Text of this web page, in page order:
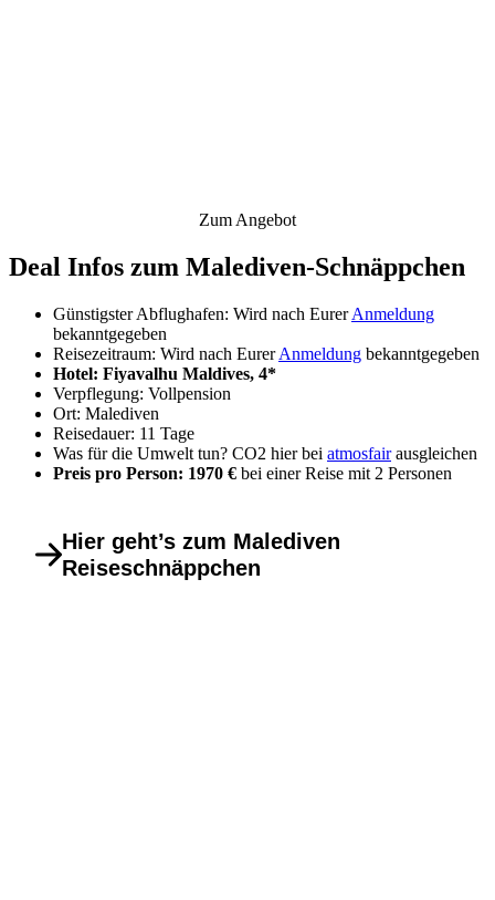
Zum Angebot
Deal Infos zum Malediven-Schnäppchen
Günstigster Abflughafen: Wird nach EurerAnmeldung
bekanntgegeben
Reisezeitraum: Wird nach EurerAnmeldung bekanntgegeben
Hotel: Fiyavalhu Maldives, 4*
Verpflegung: Vollpension
Ort: Malediven
Reisedauer: 11 Tage
Was für die Umwelt tun? CO2 hier bei atmosfairausgleichen
Preis pro Person: 1970 € bei einer Reise mit 2 Personen
Hier geht’s zum Malediven
Reiseschnäppchen